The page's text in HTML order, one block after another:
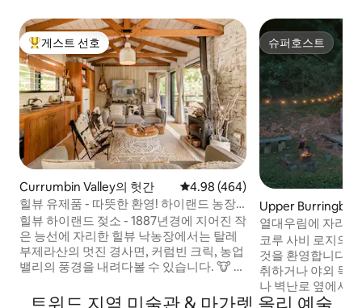
상위 게스트 선호
게스트 선호
Currumbin Valley의 헛간 평점 4.98점(5점 만점), 후기 464
4.98 (464)
힐뷰 유제품 - 따뜻한 환영! 하이랜드 농장
의 젖소
힐뷰 하이랜드 젖소 - 1887년경에 지어진 작
은 능선에 자리한 힐뷰 낙농장에서는 탈레
부제라산의 멋진 경사면, 커럼빈 크릭, 농업
밸리의 풍경을 내려다볼 수 있습니다. 🐮 매
게 먹이 주기. 🐓 닭 🐶 농장 반려견 🧑‍🌾 저
슈퍼호스트
슈퍼호스트
Upper Burringbar
집
열대우림에 자리
나 포함)
코루 사비 로지의
것을 환영합니다.
취하거나 야외 목
나 벽난로 옆에서
니다. 저희 인스타그램에서 더 많은 사진과